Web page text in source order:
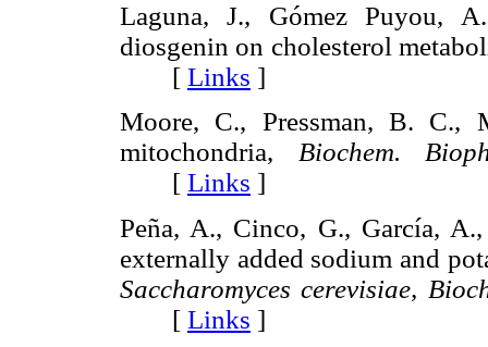
Laguna, J., Gómez Puyou,
diosgenin on cholesterol
[ Links ]
Moore, C., Pressman, B. C.,
mitochondria, Biochem.
[ Links ]
Peña, A., Cinco, G., García,
externally added sodium and
Saccharomyces cerevisiae,
[ Links ]